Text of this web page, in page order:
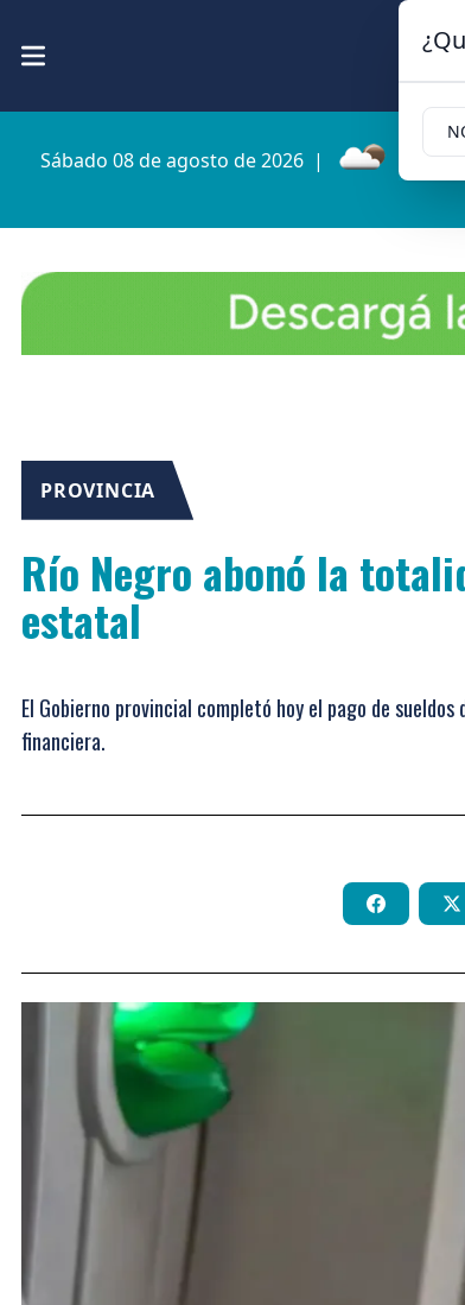
Sábado 08 de agosto de 2026 |
PROVINCIA
Río Negro abonó la
estatal
El Gobierno provincial completó hoy el pago de
financiera.